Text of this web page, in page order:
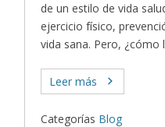
de un estilo de vida
ejercicio físico,
vida sana. Pero,
Leer más
Categorías Blog